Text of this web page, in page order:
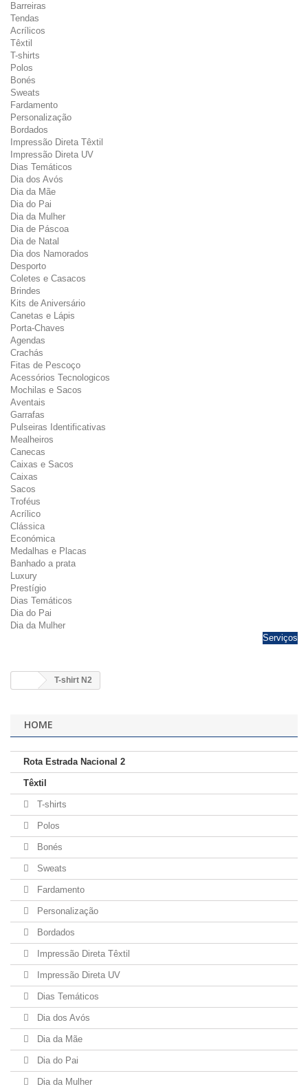
Barreiras
Tendas
Acrílicos
Têxtil
T-shirts
Polos
Bonés
Sweats
Fardamento
Personalização
Bordados
Impressão Direta Têxtil
Impressão Direta UV
Dias Temáticos
Dia dos Avós
Dia da Mãe
Dia do Pai
Dia da Mulher
Dia de Páscoa
Dia de Natal
Dia dos Namorados
Desporto
Coletes e Casacos
Brindes
Kits de Aniversário
Canetas e Lápis
Porta-Chaves
Agendas
Crachás
Fitas de Pescoço
Acessórios Tecnologicos
Mochilas e Sacos
Aventais
Garrafas
Pulseiras Identificativas
Mealheiros
Canecas
Caixas e Sacos
Caixas
Sacos
Troféus
Acrílico
Clássica
Económica
Medalhas e Placas
Banhado a prata
Luxury
Prestígio
Dias Temáticos
Dia do Pai
Dia da Mulher
Serviços
T-shirt N2
HOME
Rota Estrada Nacional 2
Têxtil
T-shirts
Polos
Bonés
Sweats
Fardamento
Personalização
Bordados
Impressão Direta Têxtil
Impressão Direta UV
Dias Temáticos
Dia dos Avós
Dia da Mãe
Dia do Pai
Dia da Mulher